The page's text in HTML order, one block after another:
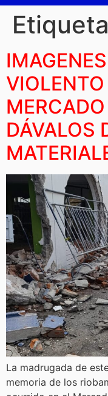
VIOLENTO
DÁVALOS
La madrugada de
memoria de los